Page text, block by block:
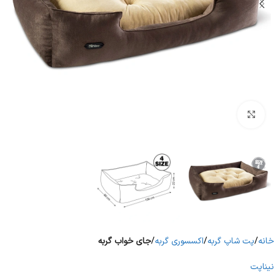
خانه پت شاپ گربه اکسسوری گربه جای خواب گربه
نیناپت